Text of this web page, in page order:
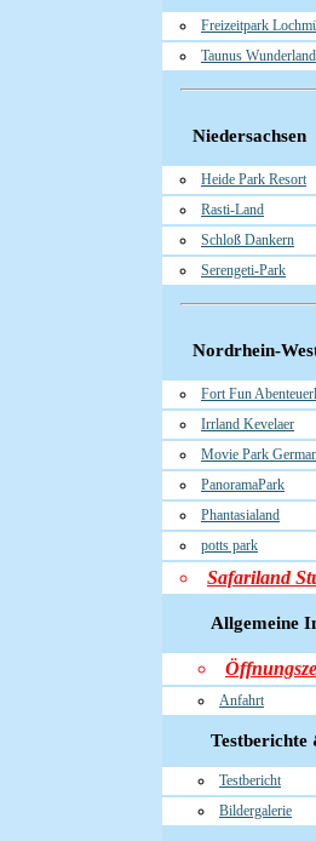
Freizeitpark
Taunus Wunderland
Niedersachsen
Heide Park Resort
Rasti-Land
Schloß Dankern
Serengeti-Park
Nordrhein-
Fort Fun
Irrland Kevelaer
Movie Park
PanoramaPark
Phantasialand
potts park
Safariland
Allgemeine
Anfahrt
Testbericht
Bildergalerie